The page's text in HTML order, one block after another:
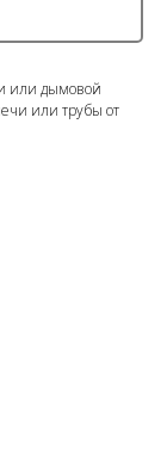
или дымовой
или трубы от